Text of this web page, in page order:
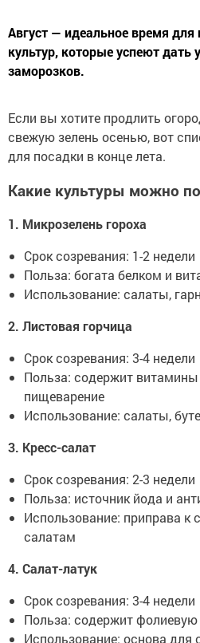
Август — идеальное время для
культур, которые успеют
заморозков.
Если вы хотите продлить
свежую зелень осенью, вот
для посадки в конце лета.
Какие культуры можно
1. Микрозелень гороха
Срок созревания: 1-2 недели
Польза: богата белком и
Использование: салаты,
2. Листовая горчица
Срок созревания: 3-4 недели
Польза: содержит витамины
пищеварение
Использование: салаты,
3. Кресс-салат
Срок созревания: 2-3 недели
Польза: источник йода и
Использование: приправа к
салатам
4. Салат-латук
Срок созревания: 3-4 недели
Польза: содержит фолиевую
Использование: основа для